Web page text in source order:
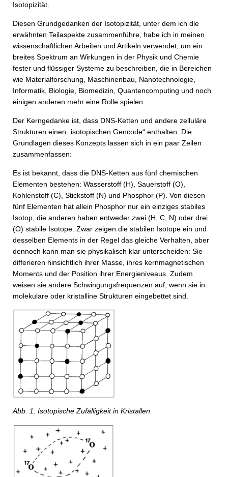
Isotopizität.
Diesen Grundgedanken der Isotopizität, unter dem ich die
erwähnten Teilaspekte zusammenführe, habe ich in meinen
wissenschaftlichen Arbeiten und Artikeln verwendet, um ein
breites Spektrum an Wirkungen in der Physik und Chemie
fester und flüssiger Systeme zu beschreiben, die in Bereichen
wie Materialforschung, Maschinenbau, Nanotechnologie,
Informatik, Biologie, Biomedizin, Quantencomputing und noch
einigen anderen mehr eine Rolle spielen.
Der Kerngedanke ist, dass DNS-Ketten und andere zelluläre
Strukturen einen „isotopischen Gencode“ enthalten. Die
Grundlagen dieses Konzepts lassen sich in ein paar Zeilen
zusammenfassen:
Es ist bekannt, dass die DNS-Ketten aus fünf chemischen
Elementen bestehen: Wasserstoff (H), Sauerstoff (O),
Kohlenstoff (C), Stickstoff (N) und Phosphor (P). Von diesen
fünf Elementen hat allein Phosphor nur ein einziges stabiles
Isotop, die anderen haben entweder zwei (H, C, N) oder drei
(O) stabile Isotope. Zwar zeigen die stabilen Isotope ein und
desselben Elements in der Regel das gleiche Verhalten, aber
dennoch kann man sie physikalisch klar unterscheiden: Sie
differieren hinsichtlich ihrer Masse, ihres kernmagnetischen
Moments und der Position ihrer Energieniveaus. Zudem
weisen sie andere Schwingungsfrequenzen auf, wenn sie in
molekulare oder kristalline Strukturen eingebettet sind.
Abb. 1: Isotopische Zufälligkeit in Kristallen